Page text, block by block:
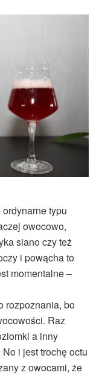
typu
owocowo,
siano czy też
i powącha to
momentalne –
rozpoznania, bo
Raz
a inny
i jest trochę octu
z owocami, że